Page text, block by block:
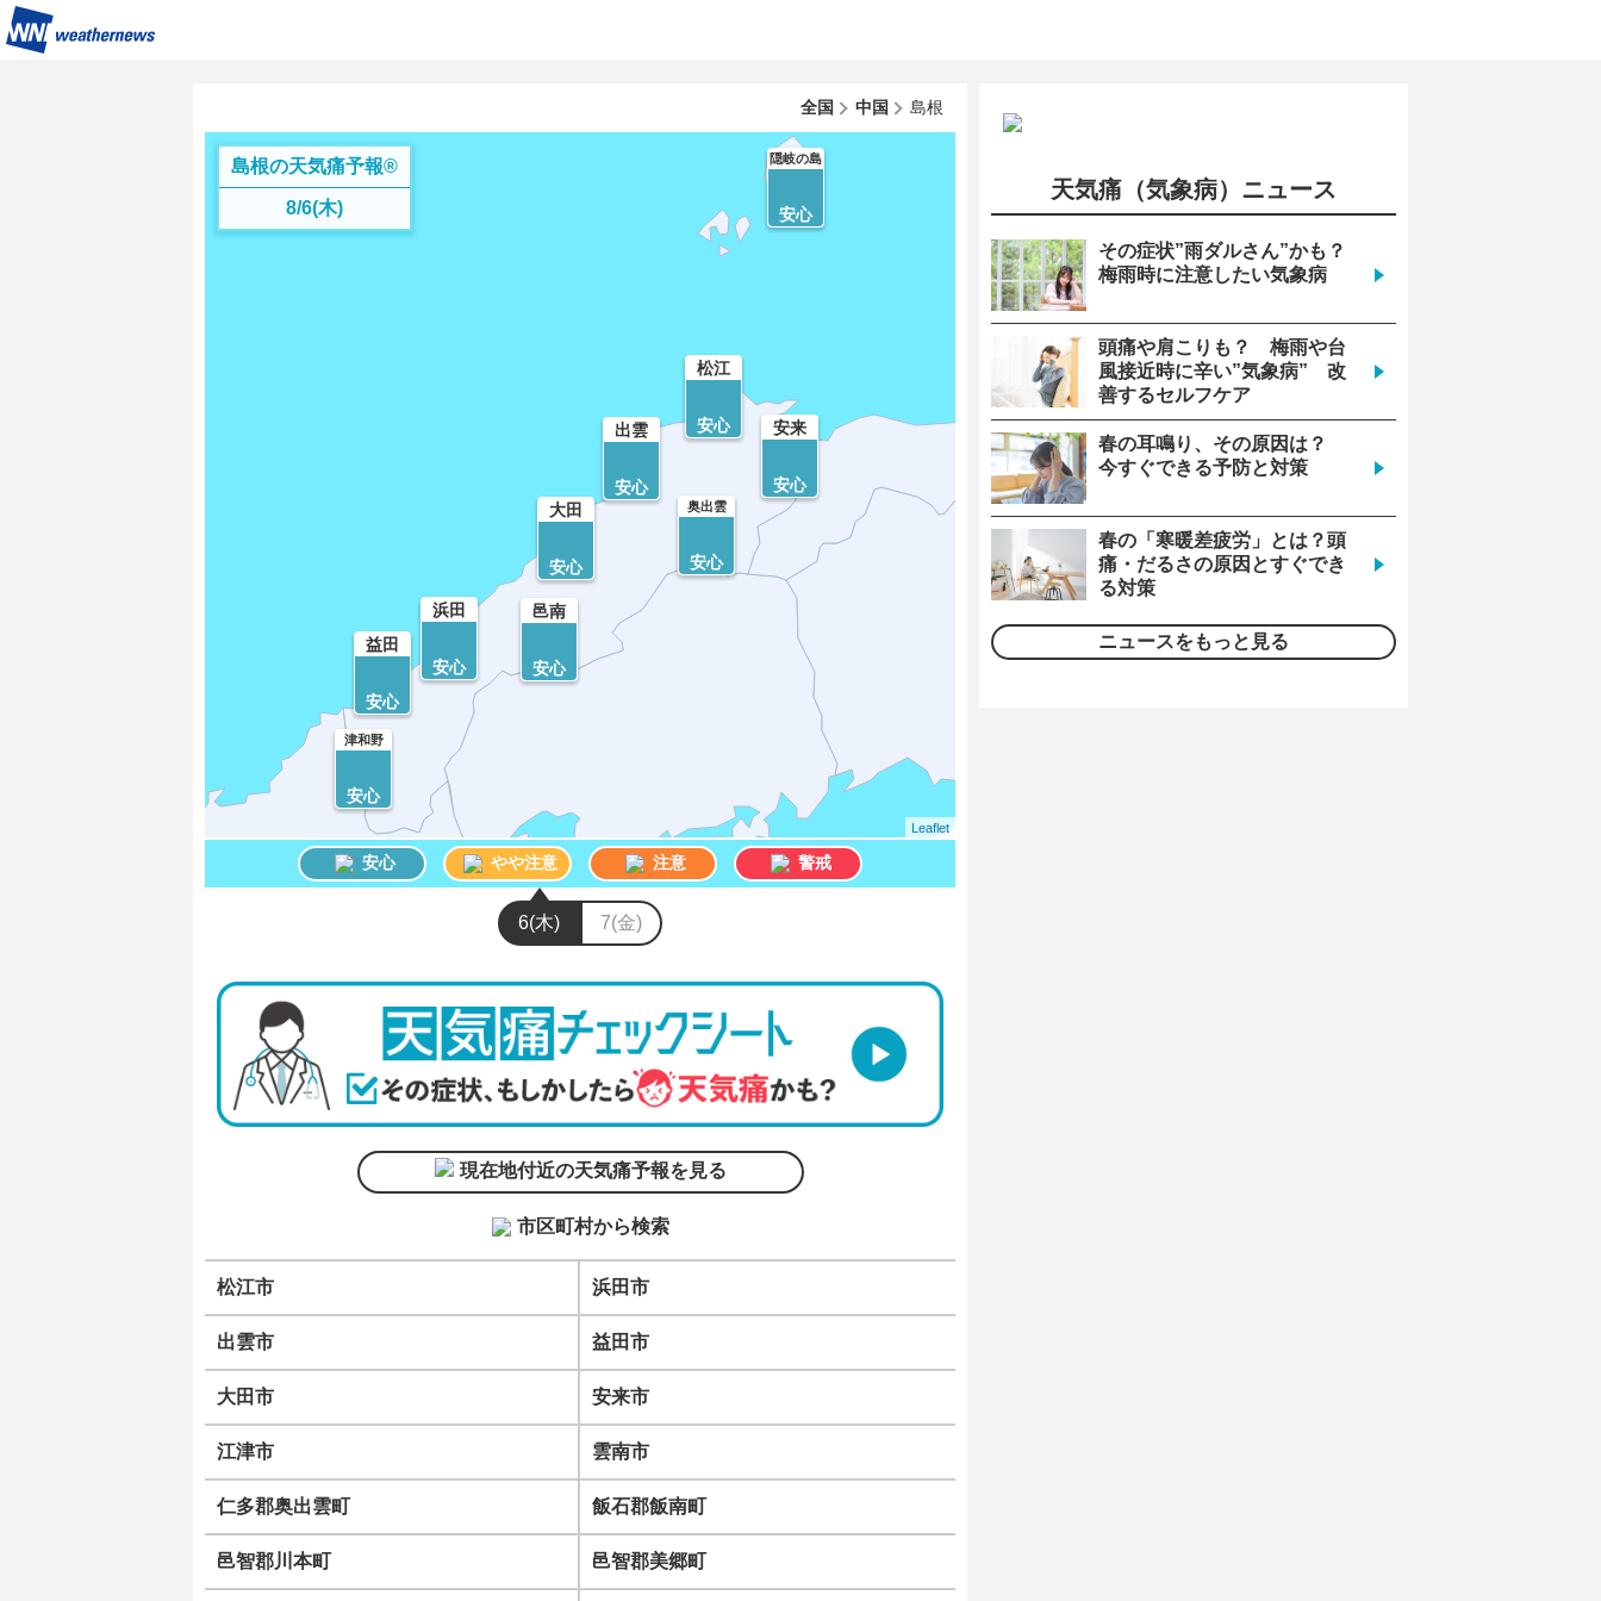
全国 中国 島根
島根の天気痛予報®︎
8/6(木)
隠岐の島
安心
松江
安心 安来
安心
奥出雲
安心
邑南
安心
出雲
安心
大田
安心
浜田
安心
益田
安心
津和野
安心
Leaflet
安心 やや注意 注意 警戒
6(木) 7(金)
現在地付近の天気痛予報を見る
市区町村から検索
松江市 浜田市
出雲市 益田市
大田市 安来市
江津市 雲南市
仁多郡奥出雲町 飯石郡飯南町
邑智郡川本町 邑智郡美郷町
天気痛（気象病）ニュース
その症状”雨ダルさん”かも？
梅雨時に注意したい気象病
頭痛や肩こりも？ 梅雨や台
風接近時に辛い”気象病” 改
善するセルフケア
春の耳鳴り、その原因は？
今すぐできる予防と対策
春の「寒暖差疲労」とは？頭
痛・だるさの原因とすぐでき
る対策
ニュースをもっと見る